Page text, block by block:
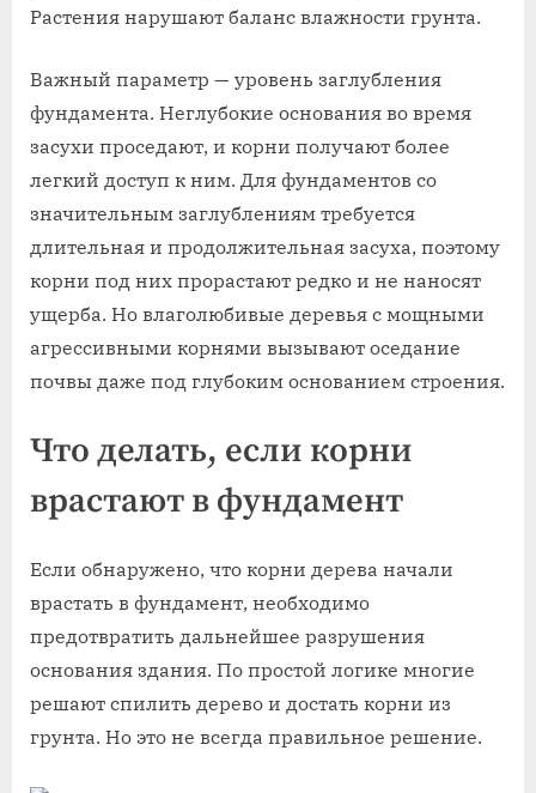
Растения нарушают баланс влажности грунта.
Важный параметр — уровень заглубления
фундамента. Неглубокие основания во время
засухи проседают, и корни получают более
легкий доступ к ним. Для фундаментов со
значительным заглублениям требуется
длительная и продолжительная засуха, поэтому
корни под них прорастают редко и не наносят
ущерба. Но влаголюбивые деревья с мощными
агрессивными корнями вызывают оседание
почвы даже под глубоким основанием строения.
Что делать, если корни
врастают в фундамент
Если обнаружено, что корни дерева начали
врастать в фундамент, необходимо
предотвратить дальнейшее разрушения
основания здания. По простой логике многие
решают спилить дерево и достать корни из
грунта. Но это не всегда правильное решение.